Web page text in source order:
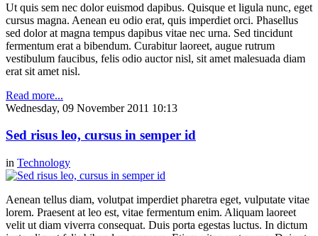
Ut quis sem nec dolor euismod dapibus. Quisque et ligula nunc, eget
cursus magna. Aenean eu odio erat, quis imperdiet orci. Phasellus
sed dolor at magna tempus dapibus vitae nec urna. Sed tincidunt
fermentum erat a bibendum. Curabitur laoreet, augue rutrum
vestibulum faucibus, felis odio auctor nisl, sit amet malesuada diam
erat sit amet nisl.
Read more...
Wednesday, 09 November 2011 10:13
Sed risus leo, cursus in semper id
in Technology
Aenean tellus diam, volutpat imperdiet pharetra eget, vulputate vitae
lorem. Praesent at leo est, vitae fermentum enim. Aliquam laoreet
velit ut diam viverra consequat. Duis porta egestas luctus. In dictum